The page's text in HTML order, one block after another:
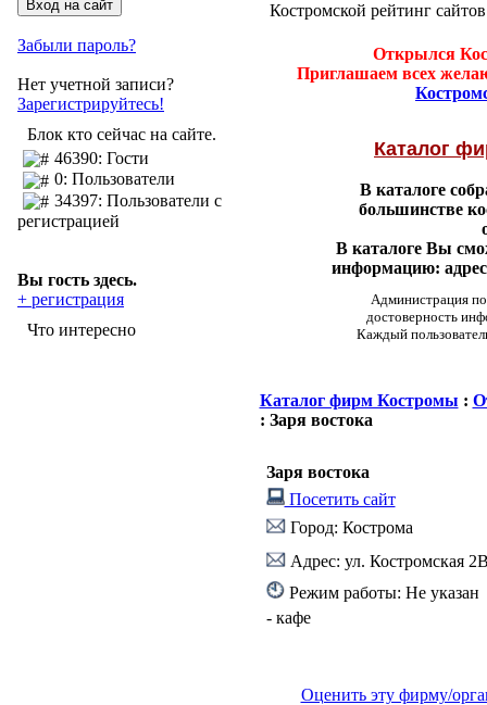
Забыли пароль?
Нет учетной записи?
Зарегистрируйтесь!
Блок кто сейчас на сайте.
46390: Гости
0: Пользователи
34397: Пользователи с
регистрацией
Вы гость здесь.
+ регистрация
Что интересно
Костромской рейтинг сайтов
Открылся
Приглашаем всех
Каталог
В каталоге
большинстве
В каталоге Вы
информацию:
Администрация
достоверность
Каждый
Каталог фирм Костромы :
: Заря востока
Заря востока
Посетить сайт
Город: Кострома
Адрес: ул. Костромская
Режим работы: Не указан
- кафе
Оценить эту фирму/